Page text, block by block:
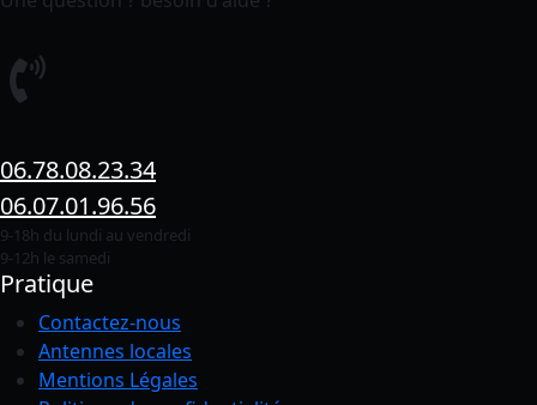
06.78.08.23.34
06.07.01.96.56
9-18h du lundi au vendredi
9-12h le samedi
Pratique
Contactez-nous
Antennes locales
Mentions Légales